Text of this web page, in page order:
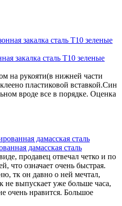
закалка сталь T10 зеленые
на рукояти(в нижней части
пластиковой вставкой.Син
вроде все в порядке. Оценка
дамасская сталь
продавец отвечал четко и по
что означает очень быстрая.
тк он давно о ней мечтал,
не выпускает уже больше часа,
очень нравится. Большое